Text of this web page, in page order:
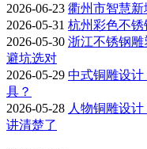
2026-06-23 衢州市智慧新
2026-05-31 杭州彩色不
2026-05-30 浙江不锈钢
避坑选对
2026-05-29 中式铜雕设
具？
2026-05-28 人物铜雕设
讲清楚了